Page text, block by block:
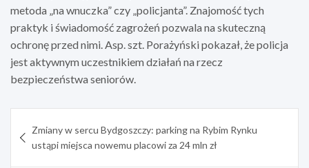
metoda „na wnuczka” czy „policjanta”. Znajomość tych
praktyk i świadomość zagrożeń pozwala na skuteczną
ochronę przed nimi. Asp. szt. Porażyński pokazał, że policja
jest aktywnym uczestnikiem działań na rzecz
bezpieczeństwa seniorów.
wpisu
Zmiany w sercu Bydgoszczy: parking na Rybim Rynku
ustąpi miejsca nowemu placowi za 24 mln zł